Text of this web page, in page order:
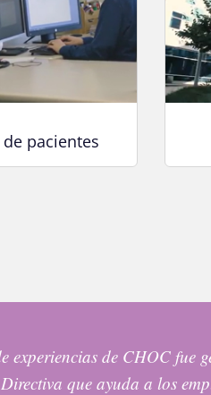
pacientes
experiencias de CHOC fue
que ayuda a los